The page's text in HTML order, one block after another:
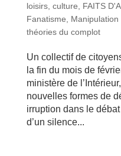
loisirs, culture
FAITS
Fanatisme
Manipulation
théories du complot
Un collectif de
la fin du mois de
ministère de
nouvelles formes de
irruption dans le
d’un silence...